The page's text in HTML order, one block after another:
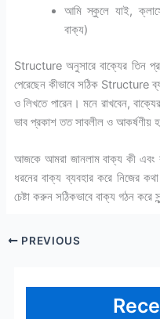
আমি স্কুলে যাই,
বাক্য)
Structure অনুসারে বাক্যের তিন
পেরেছেন কীভাবে সঠিক Structure
ও লিখতে পারেন। মনে রাখবেন,
ভাব প্রকাশ তত সাবলীল ও আকর্ষণীয়
আজকে আমরা জানলাম বাক্য কী এবং
ধরনের বাক্য ব্যবহার করে নিজের
চেষ্টা করুন সঠিকভাবে বাক্য গঠন করে
PREVIOUS